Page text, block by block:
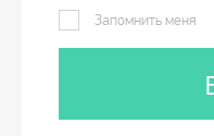
Запомнить меня